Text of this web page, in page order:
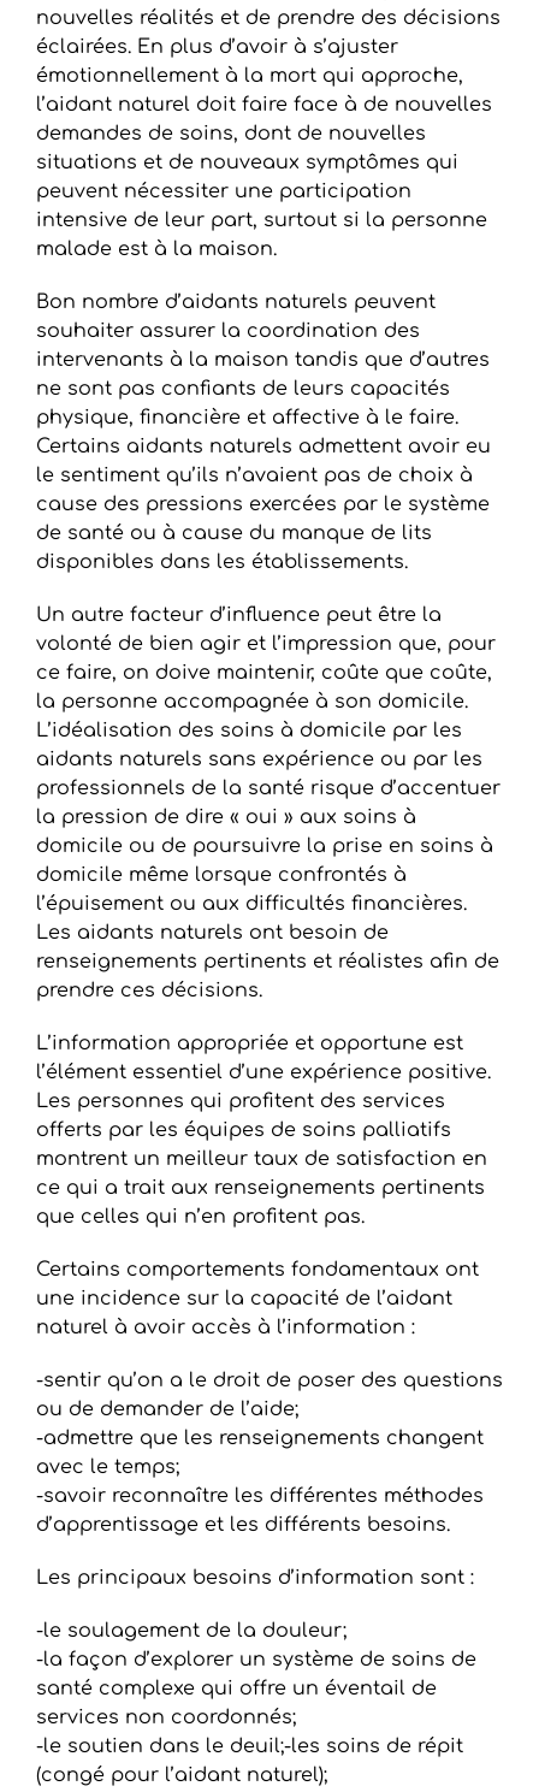
nouvelles réalités et de prendre des décisions
éclairées. En plus d’avoir à s’ajuster
émotionnellement à la mort qui approche,
l’aidant naturel doit faire face à de nouvelles
demandes de soins, dont de nouvelles
situations et de nouveaux symptômes qui
peuvent nécessiter une participation
intensive de leur part, surtout si la personne
malade est à la maison.
Bon nombre d’aidants naturels peuvent
souhaiter assurer la coordination des
intervenants à la maison tandis que d’autres
ne sont pas confiants de leurs capacités
physique, financière et affective à le faire.
Certains aidants naturels admettent avoir eu
le sentiment qu’ils n’avaient pas de choix à
cause des pressions exercées par le système
de santé ou à cause du manque de lits
disponibles dans les établissements.
Un autre facteur d’influence peut être la
volonté de bien agir et l’impression que, pour
ce faire, on doive maintenir, coûte que coûte,
la personne accompagnée à son domicile.
L’idéalisation des soins à domicile par les
aidants naturels sans expérience ou par les
professionnels de la santé risque d’accentuer
la pression de dire « oui » aux soins à
domicile ou de poursuivre la prise en soins à
domicile même lorsque confrontés à
l’épuisement ou aux difficultés financières.
Les aidants naturels ont besoin de
renseignements pertinents et réalistes afin de
prendre ces décisions.
L’information appropriée et opportune est
l’élément essentiel d’une expérience positive.
Les personnes qui profitent des services
offerts par les équipes de soins palliatifs
montrent un meilleur taux de satisfaction en
ce qui a trait aux renseignements pertinents
que celles qui n’en profitent pas.
Certains comportements fondamentaux ont
une incidence sur la capacité de l’aidant
naturel à avoir accès à l’information :
-sentir qu’on a le droit de poser des questions
ou de demander de l’aide;
-admettre que les renseignements changent
avec le temps;
-savoir reconnaître les différentes méthodes
d’apprentissage et les différents besoins.
Les principaux besoins d’information sont :
-le soulagement de la douleur;
-la façon d’explorer un système de soins de
santé complexe qui offre un éventail de
services non coordonnés;
-le soutien dans le deuil;-les soins de répit
(congé pour l’aidant naturel);